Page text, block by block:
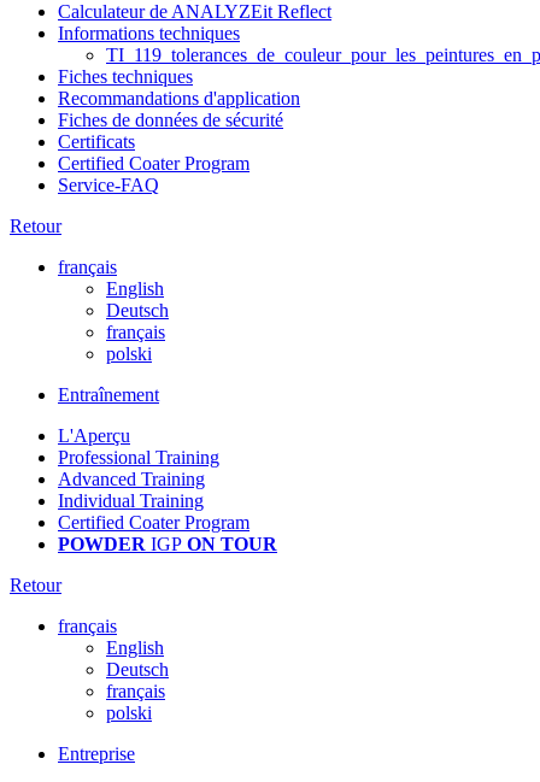
Calculateur de ANALYZEit Reflect
Informations techniques
Fiches techniques
Recommandations d'application
Fiches de données de sécurité
Certificats
Certified Coater Program
Service-FAQ
Retour
français
English
Deutsch
français
polski
Entraînement
L'Aperçu
Professional Training
Advanced Training
Individual Training
Certified Coater Program
POWDER IGP ON TOUR
Retour
français
English
Deutsch
français
polski
Entreprise